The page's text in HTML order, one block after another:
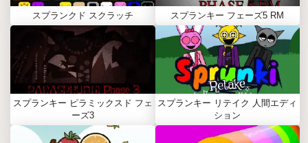
スプランクド スクラッチ スプランキー フェーズ5 RM
スプランキー ピラミックスド フェ
ーズ3
スプランキー リテイク 人間エディ
ション